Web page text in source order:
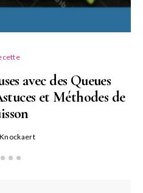
avec des Queues
et Méthodes de